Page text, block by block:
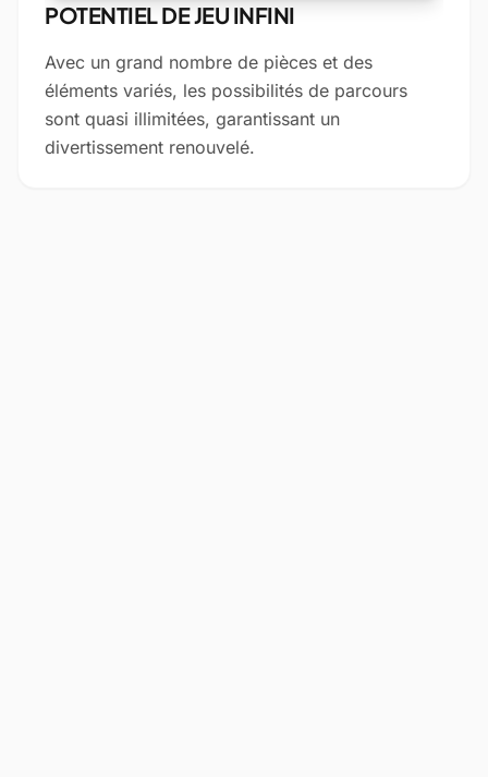
POTENTIEL DE JEU INFINI
Avec un grand nombre de pièces et des
éléments variés, les possibilités de parcours
sont quasi illimitées, garantissant un
divertissement renouvelé.